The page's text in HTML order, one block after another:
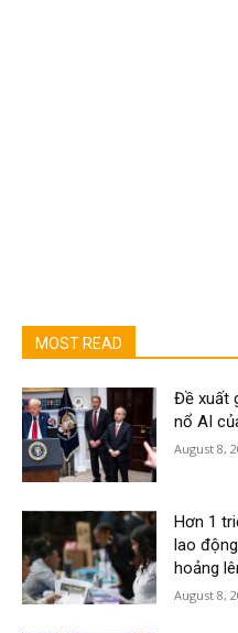
MOST READ
Đề xuất
nổ AI
August 8,
Hơn 1
lao
hoảng
August 8,